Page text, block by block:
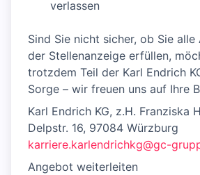
verlassen
Sind Sie nicht sicher, ob Sie
der Stellenanzeige erfüllen,
trotzdem Teil der Karl Endrich
Sorge – wir freuen uns auf Ihre
Karl Endrich KG, z.H. Franziska
Delpstr. 16, 97084 Würzburg
karriere.karlendrichkg@gc-
Angebot weiterleiten